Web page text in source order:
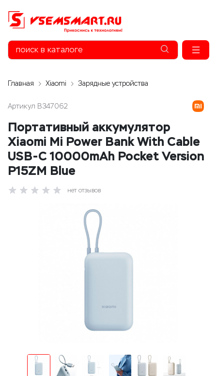
Главная Xiaomi Зарядные устройства
Артикул B347062
Портативный аккумулятор
Xiaomi Mi Power Bank With Cable
USB-C 10000mAh Pocket Version
P15ZM Blue
нет отзывов